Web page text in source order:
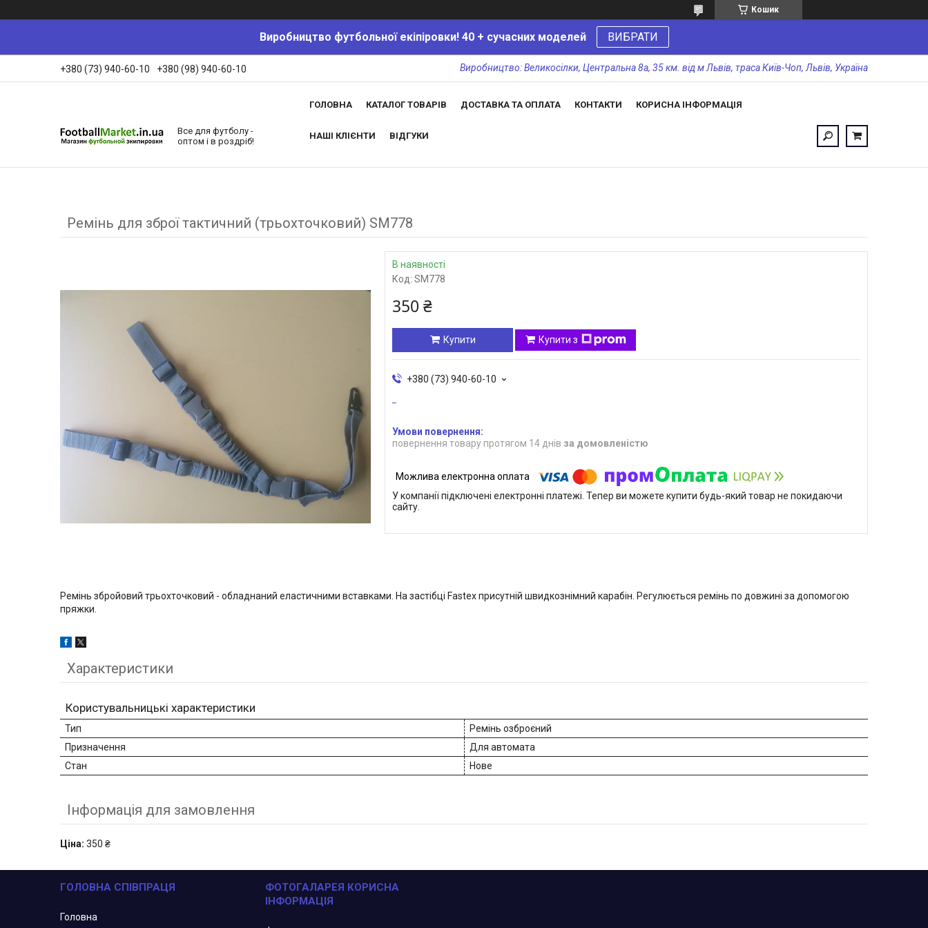
Кошик
Виробництво футбольної екіпіровки! 40 + сучасних моделей ВИБРАТИ
+380 (73) 940-60-10 +380 (98) 940-60-10 Виробництво: Великосілки, Центральна 8а, 35 км. від м Львів, траса Київ-Чоп, Львів, Україна
Все для футболу -
оптом і в роздріб!
ГОЛОВНА КАТАЛОГ ТОВАРІВ ДОСТАВКА ТА ОПЛАТА КОНТАКТИ КОРИСНА ІНФОРМАЦІЯ
НАШІ КЛІЄНТИ ВІДГУКИ
Ремінь для зброї тактичний (трьохточковий) SM778
В наявності
Код: SM778
350 ₴
Купити Купити з
+380 (73) 940-60-10
повернення товару протягом 14 днів за домовленістю
У компанії підключені електронні платежі. Тепер ви можете купити будь-який товар не покидаючи
сайту.
Ремінь збройовий трьохточковий - обладнаний еластичними вставками. На застібці Fastex присутній швидкознімний карабін. Регулюється ремінь по довжині за допомогою
пряжки.
Характеристики
Користувальницькі характеристики
Тип
Ремінь озброєний
Призначення
Для автомата
Стан
Нове
Інформація для замовлення
Ціна: 350 ₴
ГОЛОВНА СПІВПРАЦЯ
Головна
ФОТОГАЛАРЕЯ КОРИСНА
ІНФОРМАЦІЯ